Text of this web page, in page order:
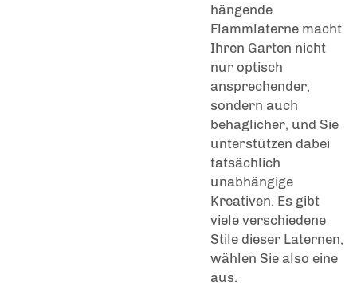
hängende
Flammlaterne macht
Ihren Garten nicht
nur optisch
ansprechender,
sondern auch
behaglicher, und Sie
unterstützen dabei
tatsächlich
unabhängige
Kreativen. Es gibt
viele verschiedene
Stile dieser Laternen,
wählen Sie also eine
aus.